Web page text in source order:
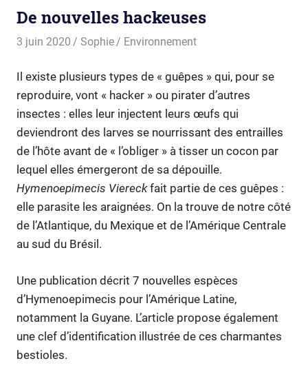
De nouvelles hackeuses
3 juin 2020 Sophie Environnement
Il existe plusieurs types de « guêpes » qui, pour se
reproduire, vont « hacker » ou pirater d’autres
insectes : elles leur injectent leurs œufs qui
deviendront des larves se nourrissant des entrailles
de l’hôte avant de « l’obliger » à tisser un cocon par
lequel elles émergeront de sa dépouille.
Hymenoepimecis Viereckfait partie de ces guêpes :
elle parasite les araignées. On la trouve de notre côté
de l’Atlantique, du Mexique et de l’Amérique Centrale
au sud du Brésil.
Une publication décrit 7 nouvelles espèces
d’Hymenoepimecis pour l’Amérique Latine,
notamment la Guyane. L’article propose également
une clef d’identification illustrée de ces charmantes
bestioles.